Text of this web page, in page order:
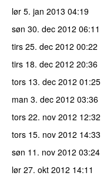
lør 5. jan 2013 04:19
søn 30. dec 2012 06:11
tirs 25. dec 2012 00:22
tirs 18. dec 2012 20:36
tors 13. dec 2012 01:25
man 3. dec 2012 03:36
tors 22. nov 2012 12:32
tors 15. nov 2012 14:33
søn 11. nov 2012 03:24
lør 27. okt 2012 14:11